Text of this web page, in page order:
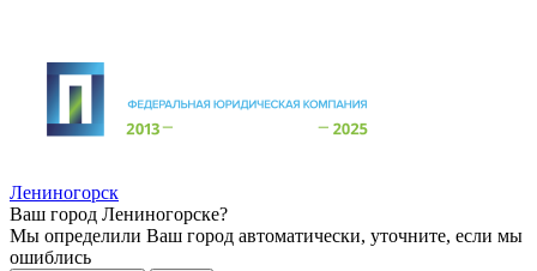
Лениногорск
Ваш город Лениногорске?
Мы определили Ваш город автоматически, уточните, если мы
ошиблись